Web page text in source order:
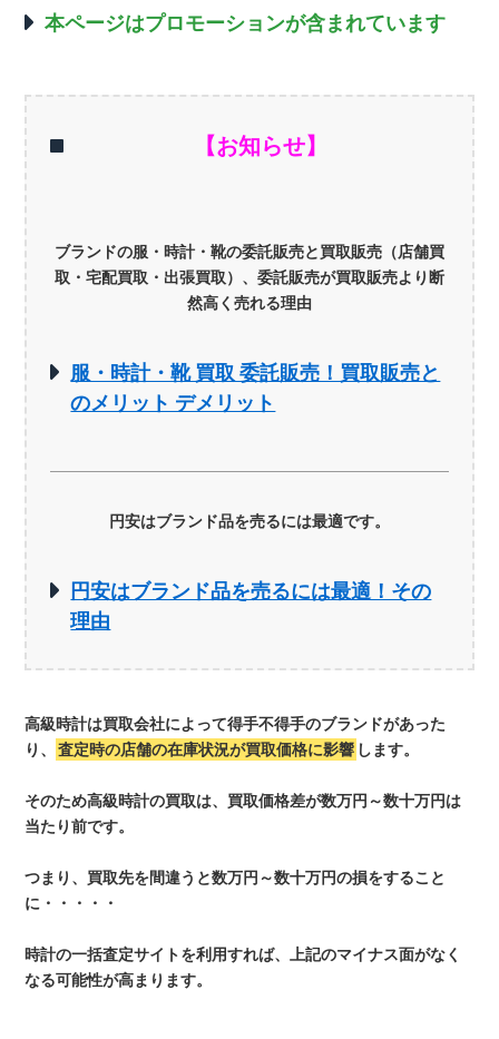
本ページはプロモーションが含まれています
【お知らせ】
ブランドの服・時計・靴の委託販売と買取販売（店舗買
取・宅配買取・出張買取）、委託販売が買取販売より断
然高く売れる理由
服・時計・靴 買取 委託販売！買取販売と
のメリット デメリット
円安はブランド品を売るには最適です。
円安はブランド品を売るには最適！その
理由
高級時計は買取会社によって得手不得手のブランドがあった
り、
査定時の店舗の在庫状況が買取価格に影響 します。
そのため高級時計の買取は、買取価格差が数万円～数十万円は
当たり前です。
つまり、買取先を間違うと数万円～数十万円の損をすること
に・・・・・
時計の一括査定サイトを利用すれば、上記のマイナス面がなく
なる可能性が高まります。